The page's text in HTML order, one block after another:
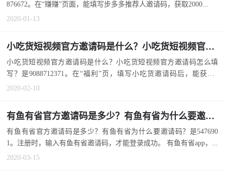
876672。在“赚赚”页面，能填写步多多推荐人邀请码，获取2000...
2020-01-13
小吃货短视频官方邀请码是什么？小吃货短视频官方邀请码怎么填写？
小吃货短视频官方邀请码是什么？小吃货短视频官方邀请码怎么填
写？是9088712371。在“福利”页，填写小吃货邀请码后，能获得2
元...
2020-02-10
有鱼有省官方邀请码是多少？有鱼有省为什么要邀请码？
有鱼有省官方邀请码是多少？有鱼有省为什么要邀请码？是547690
1。注册时，输入有鱼有省邀请码，才能登录成功。 有鱼有省app，...
2020-03-15